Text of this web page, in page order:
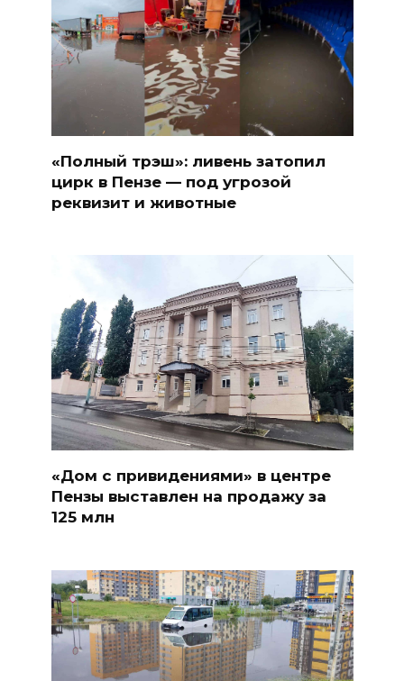
«Полный трэш»: ливень затопил
цирк в Пензе — под угрозой
реквизит и животные
«Дом с привидениями» в центре
Пензы выставлен на продажу за
125 млн